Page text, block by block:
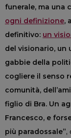
funerale, ma una
ogni definizione,
definitivo: un
del visionario, un
gabbie della
cogliere il senso
comunità,
figlio di Bra. Un
Francesco, e
più paradossale”,